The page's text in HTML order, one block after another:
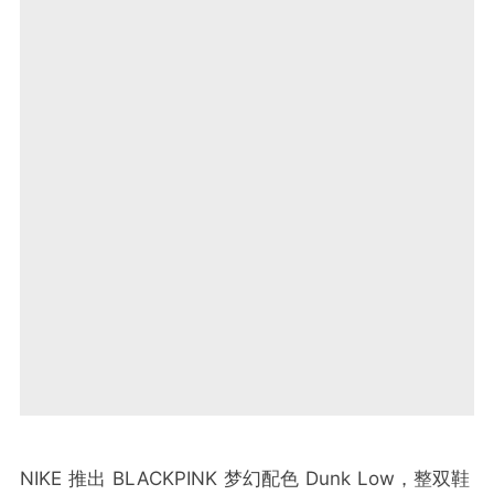
NIKE 推出 BLACKPINK 梦幻配色 Dunk Low，整双鞋